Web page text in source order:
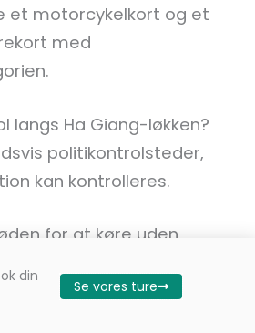
et motorcykelkort og et
med
langs Ha Giang-løkken?
politikontrolsteder,
kan kontrolleres.
for at køre uden
Loop?
1,5 til 2 millioner VND eller
din
Se vores ture